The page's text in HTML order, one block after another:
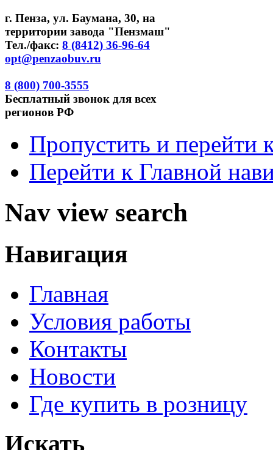
г. Пенза, ул. Баумана, 30, на
территории завода "Пензмаш"
Тел./факс: 8 (8412) 36-96-64
opt@penzaobuv.ru
8 (800) 700-3555
Бесплатный звонок для всех
регионов РФ
Пропустить и перейти
Перейти к Главной
Nav view search
Навигация
Главная
Условия работы
Контакты
Новости
Где купить в розницу
Искать